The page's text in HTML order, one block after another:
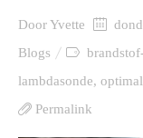
DoorYvette
Blogs
lambdasonde,
Permalink